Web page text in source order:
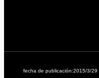
fecha de publicación:2015/3/29